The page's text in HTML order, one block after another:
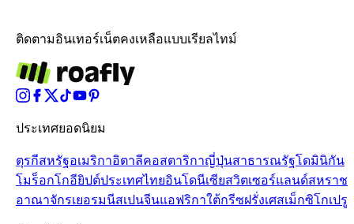
ติดตามอินเทอร์เน็ตคงเหลือแบบเรียลไทม์
ประเทศยอดนิยม
ตุรกีสหรัฐอเมริกาอิตาลีคอสตาริกาญี่ปุ่นสาธารณรัฐโดมินิกัน
โมร็อกโกอียิปต์ประเทศไทยอินโดนีเซียสวิตเซอร์แลนด์สหราช
อาณาจักรเยอรมนีสเปนจีนแอฟริกาใต้กรีซฝรั่งเศสเม็กซิโกเปรู